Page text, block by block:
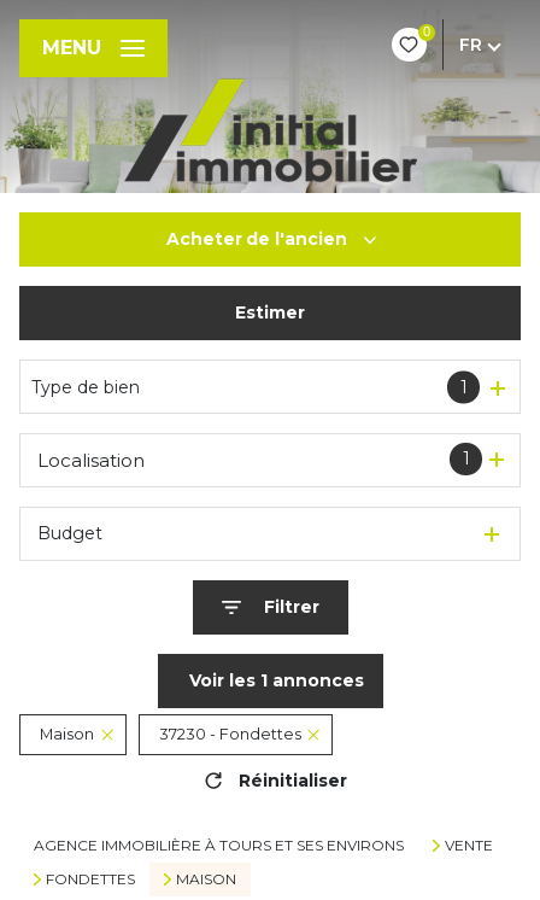
0
FR
MENU
Acheter de l'ancien
Estimer
Type de bien 1
1
Localisation
Budget
Filtrer
Voir les 1annonces
Maison 37230 - Fondettes
Réinitialiser
AGENCE IMMOBILIÈRE À TOURS ET SES ENVIRONS
VENTE
FONDETTES
MAISON